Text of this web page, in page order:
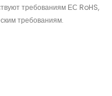
требованиям ЕС RoHS,
требованиям.